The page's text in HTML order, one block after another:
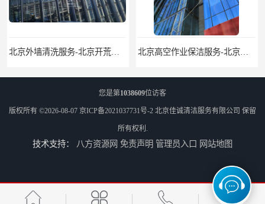
北京外墙清洗服务-北京开荒保洁亮化服务-北京物业清洁服务 北京高空作业保洁服务-北京物业管理公司-北京家政服务公司
北京开荒保洁服务公司-北京外墙清洗服务-外墙清洗保洁公司
您是第1038609位访客
版权所有 ©2026-08-07 京ICP备2021037731号-2 北京佳诚清洁服务有限公司 保留
所有权利.
技术支持： 八方资源网 免责声明 管理员入口 网站地图